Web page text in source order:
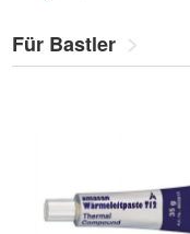
Für Bastler